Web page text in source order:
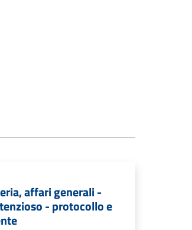
affari generali -
- protocollo e